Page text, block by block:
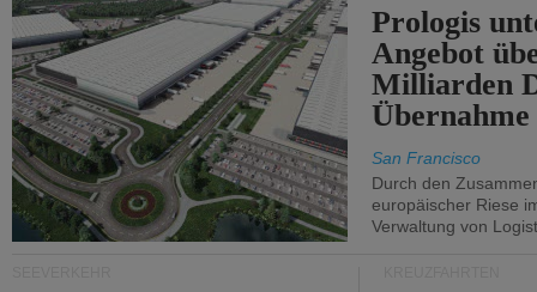
Prologis
Angebot
Milliarden
Übernahme
San Francisco
Durch den
europäischer Riese
Verwaltung von